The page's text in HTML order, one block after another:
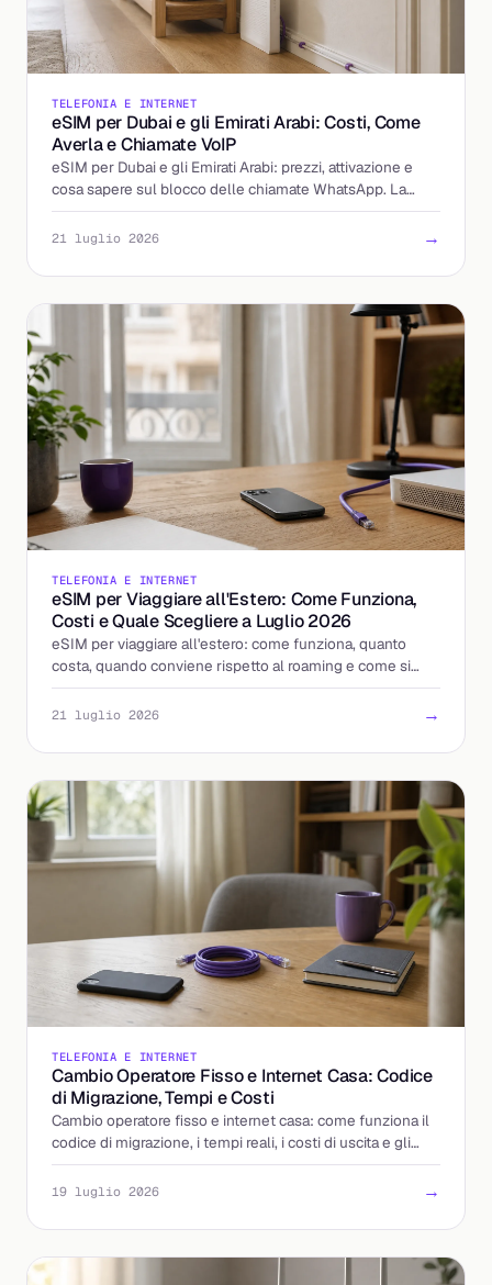
TELEFONIA E INTERNET
eSIM per Dubai e gli Emirati Arabi: Costi, Come
Averla e Chiamate VoIP
eSIM per Dubai e gli Emirati Arabi: prezzi, attivazione e
cosa sapere sul blocco delle chiamate WhatsApp. La
guida per partire preparato.
21 luglio 2026 →
TELEFONIA E INTERNET
eSIM per Viaggiare all'Estero: Come Funziona,
Costi e Quale Scegliere a Luglio 2026
eSIM per viaggiare all'estero: come funziona, quanto
costa, quando conviene rispetto al roaming e come si
attiva. La guida per scegliere bene.
21 luglio 2026 →
TELEFONIA E INTERNET
Cambio Operatore Fisso e Internet Casa: Codice
di Migrazione, Tempi e Costi
Cambio operatore fisso e internet casa: come funziona il
codice di migrazione, i tempi reali, i costi di uscita e gli
errori da evitare. La guida completa.
19 luglio 2026 →